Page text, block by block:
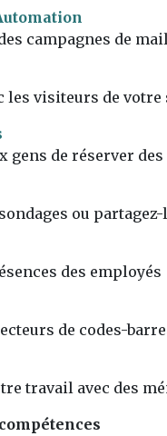
campagnes de
les visiteurs de votre
gens de réserver
ou
des employés
de codes-
travail avec des